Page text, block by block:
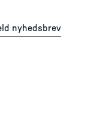
nyhedsbrev